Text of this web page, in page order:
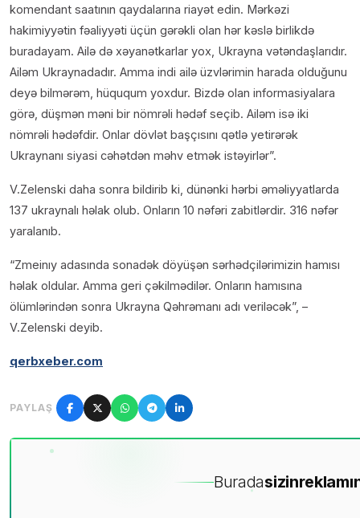
komendant saatının qaydalarına riayət edin. Mərkəzi
hakimiyyətin fəaliyyəti üçün gərəkli olan hər kəslə birlikdə
buradayam. Ailə də xəyanətkarlar yox, Ukrayna vətəndaşlarıdır.
Ailəm Ukraynadadır. Amma indi ailə üzvlərimin harada olduğunu
deyə bilmərəm, hüququm yoxdur. Bizdə olan informasiyalara
görə, düşmən məni bir nömrəli hədəf seçib. Ailəm isə iki
nömrəli hədəfdir. Onlar dövlət başçısını qətlə yetirərək
Ukraynanı siyasi cəhətdən məhv etmək istəyirlər”.
V.Zelenski daha sonra bildirib ki, dünənki hərbi əməliyyatlarda
137 ukraynalı həlak olub. Onların 10 nəfəri zabitlərdir. 316 nəfər
yaralanıb.
“Zmeinıy adasında sonadək döyüşən sərhədçilərimizin hamısı
həlak oldular. Amma geri çəkilmədilər. Onların hamısına
ölümlərindən sonra Ukrayna Qəhrəmanı adı veriləcək”, –
V.Zelenski deyib.
qerbxeber.com
PAYLAŞ
Buradasizin